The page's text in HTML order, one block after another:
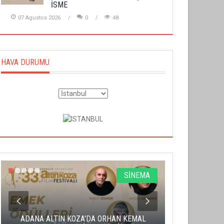
İSME
07 Agustos 2026 0 48
HAVA DURUMU
SİNEMA
ADANA ALTIN KOZA'DA ORHAN KEMAL